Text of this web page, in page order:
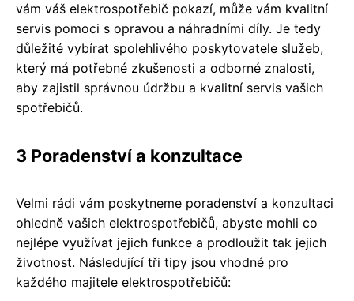
vám váš elektrospotřebič pokazí, může vám kvalitní
servis pomoci s opravou a náhradními díly. Je tedy
důležité vybírat spolehlivého poskytovatele služeb,
který má potřebné zkušenosti a odborné znalosti,
aby zajistil správnou údržbu a kvalitní servis vašich
spotřebičů.
3 Poradenství a konzultace
Velmi rádi vám poskytneme poradenství a konzultaci
ohledně vašich elektrospotřebičů, abyste mohli co
nejlépe využívat jejich funkce a prodloužit tak jejich
životnost. Následující tři tipy jsou vhodné pro
každého majitele elektrospotřebičů: